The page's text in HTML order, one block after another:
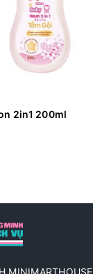
2in1 200ml
MINIMARTHOUSE